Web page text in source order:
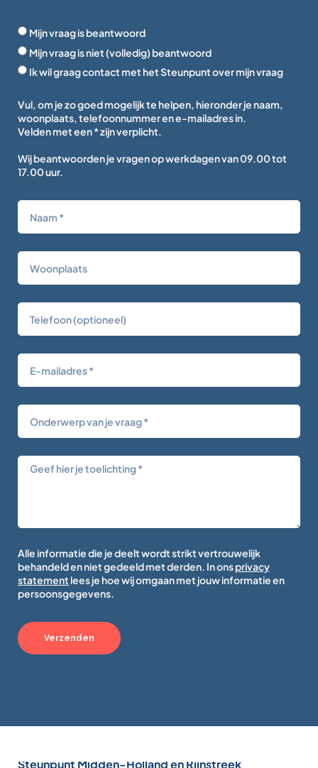
Mijn vraag is beantwoord
Mijn vraag is niet (volledig) beantwoord
Ik wil graag contact met het Steunpunt over mijn vraag
Vul, om je zo goed mogelijk te helpen, hieronder je naam,
woonplaats, telefoonnummer en e-mailadres in.
Velden met een * zijn verplicht.
Wij beantwoorden je vragen op werkdagen van 09.00 tot
17.00 uur.
Alle informatie die je deelt wordt strikt vertrouwelijk
behandeld en niet gedeeld met derden. In onsprivacy
statementlees je hoe wij omgaan met jouw informatie en
persoonsgegevens.
Verzenden
Steunpunt Midden-Holland en Rijnstreek